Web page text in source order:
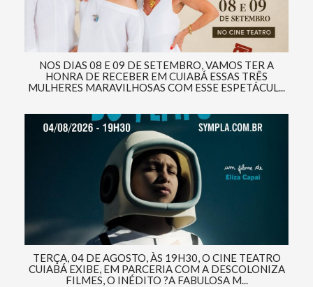
NOS DIAS 08 E 09 DE SETEMBRO, VAMOS TER A
HONRA DE RECEBER EM CUIABÁ ESSAS TRÊS
MULHERES MARAVILHOSAS COM ESSE ESPETÁCUL...
TERÇA, 04 DE AGOSTO, ÀS 19H30, O CINE TEATRO
CUIABÁ EXIBE, EM PARCERIA COM A DESCOLONIZA
FILMES, O INÉDITO ?A FABULOSA M...